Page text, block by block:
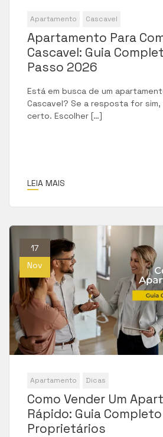
Apartamento Cascavel
Apartamento Para
Cascavel: Guia
Passo 2026
Está em busca de um
Cascavel? Se a resposta for
certo. Escolher […]
LEIA MAIS
17
Nov
Apartamento Dicas
Como Vender Um
Rápido: Guia
Proprietários